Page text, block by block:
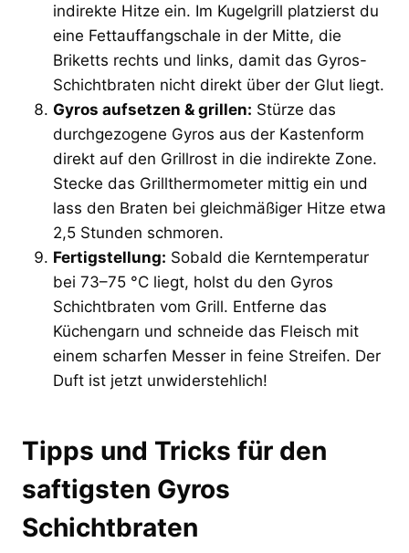
indirekte Hitze ein. Im Kugelgrill platzierst du
eine Fettauffangschale in der Mitte, die
Briketts rechts und links, damit das Gyros-
Schichtbraten nicht direkt über der Glut liegt.
Gyros aufsetzen & grillen: Stürze das
durchgezogene Gyros aus der Kastenform
direkt auf den Grillrost in die indirekte Zone.
Stecke das Grillthermometer mittig ein und
lass den Braten bei gleichmäßiger Hitze etwa
2,5 Stunden schmoren.
Fertigstellung: Sobald die Kerntemperatur
bei 73–75 °C liegt, holst du den Gyros
Schichtbraten vom Grill. Entferne das
Küchengarn und schneide das Fleisch mit
einem scharfen Messer in feine Streifen. Der
Duft ist jetzt unwiderstehlich!
Tipps und Tricks für den
saftigsten Gyros
Schichtbraten